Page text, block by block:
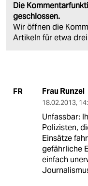
Die
geschlossen.
Wir öffnen die
Artikeln für etwa
FR Frau Runzel
18.02.2013,
Unfassbar:
Polizisten,
Einsätze
gefährliche
einfach